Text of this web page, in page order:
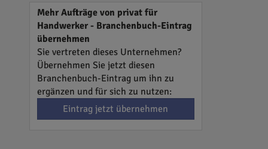
Mehr Aufträge von privat für
Handwerker - Branchenbuch-Eintrag
übernehmen
Sie vertreten dieses Unternehmen?
Übernehmen Sie jetzt diesen
Branchenbuch-Eintrag um ihn zu
ergänzen und für sich zu nutzen:
Eintrag jetzt übernehmen